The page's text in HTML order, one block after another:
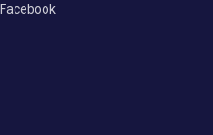
Facebook